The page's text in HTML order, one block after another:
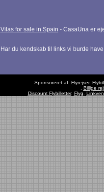
Vilas for sale in Spain - CasaUna er
Har du kendskab til links vi burde
Sponsoreret af: Flyrejser,
Billige
Discount Flybilletter, Flyg